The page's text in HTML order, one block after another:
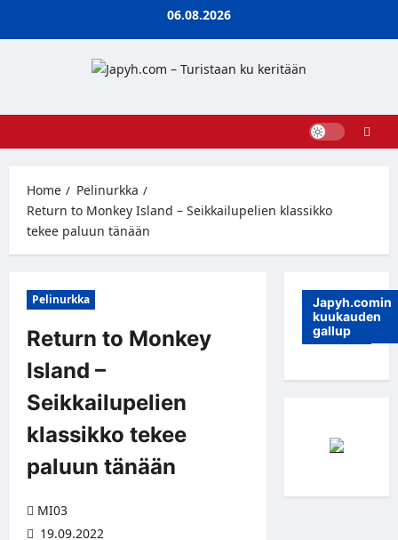
06.08.2026
Home
Pelinurkka
Return to Monkey Island – Seikkailupelien klassikko
tekee paluun tänään
Pelinurkka
Return to Monkey
Island –
Seikkailupelien
klassikko tekee
paluun tänään
MI03
19.09.2022
Japyh.comin
kuukauden
gallup